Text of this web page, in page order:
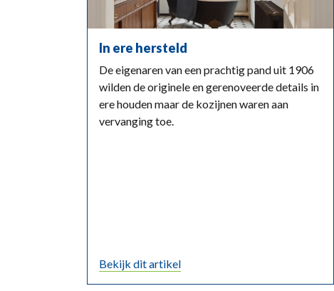
In ere hersteld
De eigenaren van een prachtig pand uit 1906
wilden de originele en gerenoveerde details in
ere houden maar de kozijnen waren aan
vervanging toe.
Bekijk dit artikel